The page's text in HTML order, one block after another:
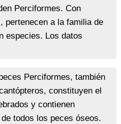
Perciformes. Con
pertenecen a la familia de
especies. Los datos
Perciformes, también
constituyen el
y contienen
todos los peces óseos.